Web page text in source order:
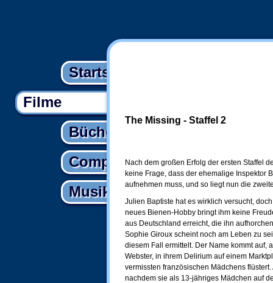
Startseite
Filme
Bücher
Computer
Musik
The Missing - Staffel 2
Nach dem großen Erfolg der ersten Staffel
keine Frage, dass der ehemalige Inspektor
aufnehmen muss, und so liegt nun die
Julien Baptiste hat es wirklich versucht,
neues Bienen-Hobby bringt ihm keine
aus Deutschland erreicht, die ihn
Sophie Giroux scheint noch am Leben zu
diesem Fall ermittelt. Der Name kommt auf,
Webster, in ihrem Delirium auf einem
vermissten französischen Mädchens
nachdem sie als 13-jähriges Mädchen auf